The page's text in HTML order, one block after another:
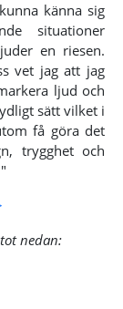
känna sig
situationer
en riesen.
vet jag att jag
ljud och
sätt vilket i
få göra det
trygghet och
nedan: